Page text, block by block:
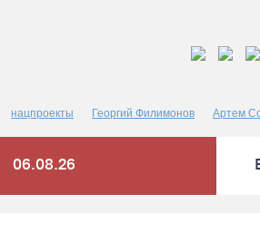
нацпроекты Георгий Филимонов Артем
06.08.26